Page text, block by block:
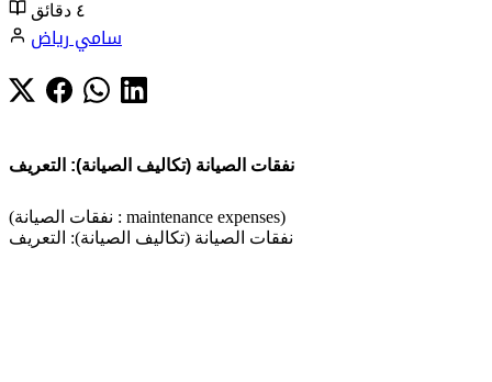
٤ دقائق
سامي رياض
نفقات الصيانة (تكاليف الصيانة): التعريف
(نفقات الصيانة : maintenance expenses)
نفقات الصيانة (تكاليف الصيانة): التعريف